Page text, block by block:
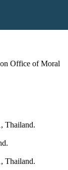
Office of Moral
Thailand.
Thailand.